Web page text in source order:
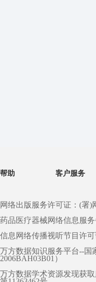
帮助 客户服务
网络出版服务许可证：(署)
药品医疗器械网络信息服
信息网络传播视听节目许
万方数据知识服务平台--国
2006BAH03B01）
万方数据学术资源发现获